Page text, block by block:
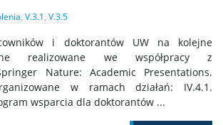
, V.3.1, V.3.5
i doktorantów UW na kolejne
realizowane we współpracy z
Nature: Academic Presentations.
w ramach działań: IV.4.1.
wsparcia dla doktorantów ...